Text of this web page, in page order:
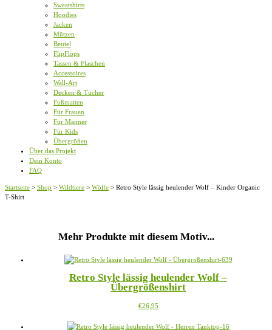
Sweatshirts
Hoodies
Jacken
Mützen
Beutel
FlipFlops
Tassen & Flaschen
Accessoires
Wall-Art
Decken & Tücher
Fußmatten
Für Frauen
Für Männer
Für Kids
Übergrößen
Über das Projekt
Dein Konto
FAQ
Startseite > Shop > Wildtiere > Wölfe > Retro Style lässig heulender Wolf – Kinder Organic
T-Shirt
Mehr Produkte mit diesem Motiv...
Retro Style lässig heulender Wolf –
Übergrößenshirt
€26,95Dieses
weist